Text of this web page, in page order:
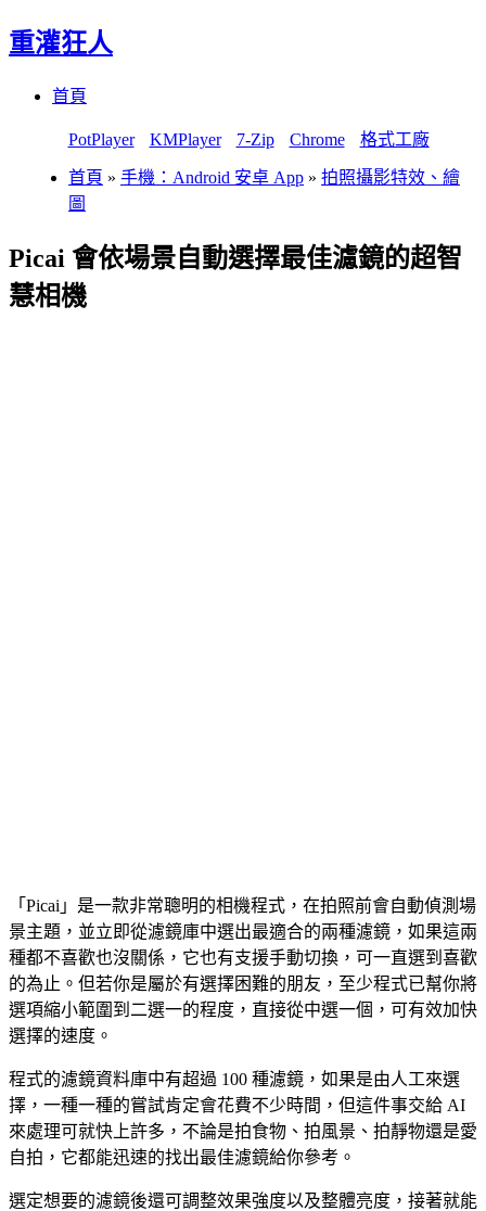
重灌狂人
首頁
PotPlayer KMPlayer 7-Zip Chrome 格式工廠
首頁 » 手機：Android 安卓 App » 拍照攝影特效、繪
圖
Picai 會依場景自動選擇最佳濾鏡的超智
慧相機
「Picai」是一款非常聰明的相機程式，在拍照前會自動偵測場
景主題，並立即從濾鏡庫中選出最適合的兩種濾鏡，如果這兩
種都不喜歡也沒關係，它也有支援手動切換，可一直選到喜歡
的為止。但若你是屬於有選擇困難的朋友，至少程式已幫你將
選項縮小範圍到二選一的程度，直接從中選一個，可有效加快
選擇的速度。
程式的濾鏡資料庫中有超過 100 種濾鏡，如果是由人工來選
擇，一種一種的嘗試肯定會花費不少時間，但這件事交給 AI
來處理可就快上許多，不論是拍食物、拍風景、拍靜物還是愛
自拍，它都能迅速的找出最佳濾鏡給你參考。
選定想要的濾鏡後還可調整效果強度以及整體亮度，接著就能